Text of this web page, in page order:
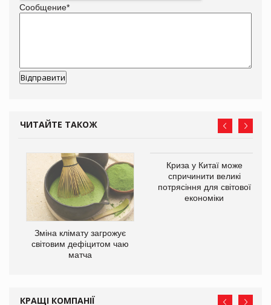
Сообщение*
ЧИТАЙТЕ ТАКОЖ
Зміна клімату загрожує
світовим дефіцитом чаю
матча
Криза у Китаї може
спричинити великі
потрясіння для світової
економіки
КРАЩІ КОМПАНІЇ